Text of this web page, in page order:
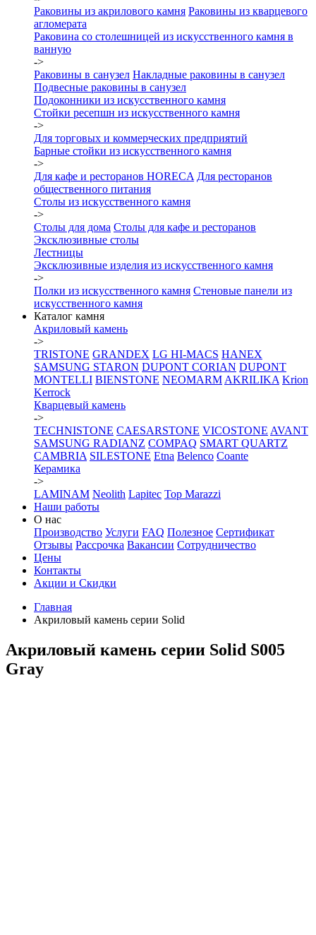
Раковины из акрилового камня Раковины из кварцевого
агломерата
Раковина со столешницей из искусственного камня в
ванную
->
Раковины в санузел Накладные раковины в санузел
Подвесные раковины в санузел
Подоконники из искусственного камня
Стойки ресепшн из искусственного камня
->
Для торговых и коммерческих предприятий
Барные стойки из искусственного камня
->
Для кафе и ресторанов HORECA Для ресторанов
общественного питания
Столы из искусственного камня
->
Столы для дома Столы для кафе и ресторанов
Эксклюзивные столы
Лестницы
Эксклюзивные изделия из искусственного камня
->
Полки из искусственного камня Стеновые панели из
искусственного камня
Каталог камня
Акриловый камень
->
TRISTONE GRANDEX LG HI-MACS HANEX
SAMSUNG STARON DUPONT CORIAN DUPONT
MONTELLI BIENSTONE NEOMARM AKRILIKA Krion
Kerrock
Кварцевый камень
->
TECHNISTONE CAESARSTONE VICOSTONE AVANT
SAMSUNG RADIANZ COMPAQ SMART QUARTZ
CAMBRIA SILESTONE Etna Belenco Coante
Керамика
->
LAMINAM Neolith Lapitec Top Marazzi
Наши работы
О нас
Производство Услуги FAQ Полезное Сертификат
Отзывы Рассрочка Вакансии Сотрудничество
Цены
Контакты
Акции и Скидки
Главная
Акриловый камень серии Solid
Акриловый камень серии Solid S005
Gray